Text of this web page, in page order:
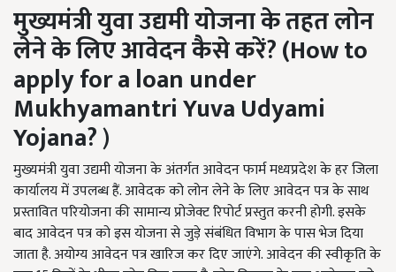
मुख्यमंत्री युवा उद्यमी योजना के तहत लोन
लेने के लिए आवेदन कैसे करें? (How to
apply for a loan under
Mukhyamantri Yuva Udyami
Yojana?)
मुख्यमंत्री युवा उद्यमी योजना के अंतर्गत आवेदन फार्म मध्यप्रदेश के हर जिला
कार्यालय में उपलब्ध हैं. आवेदक को लोन लेने के लिए आवेदन पत्र के साथ
प्रस्तावित परियोजना की सामान्य प्रोजेक्ट रिपोर्ट प्रस्तुत करनी होगी. इसके
बाद आवेदन पत्र को इस योजना से जुड़े संबंधित विभाग के पास भेज दिया
जाता है. अयोग्य आवेदन पत्र खारिज कर दिए जाएंगे. आवेदन की स्वीकृति के